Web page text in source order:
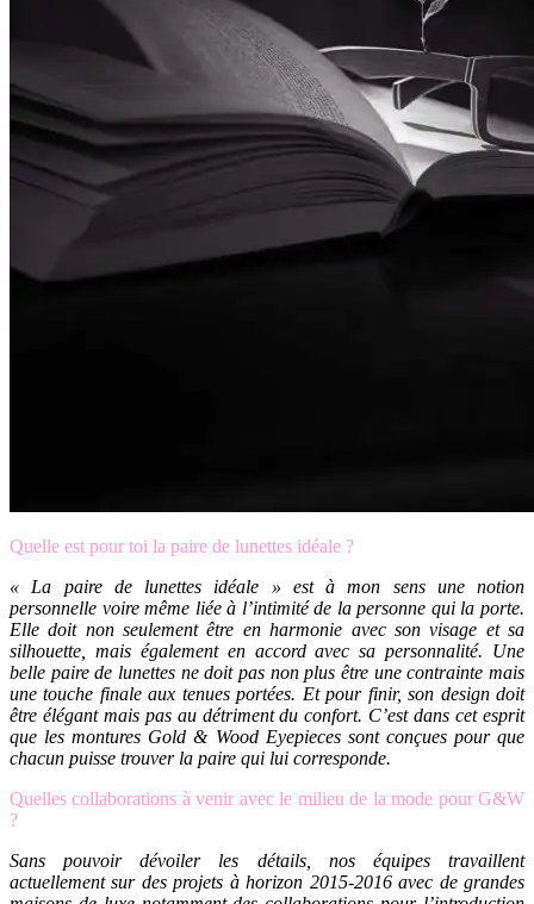
Quelle est pour toi la paire de lunettes idéale ?
« La paire de lunettes idéale » est à mon sens une notion
personnelle voire même liée à l’intimité de la personne qui la porte.
Elle doit non seulement être en harmonie avec son visage et sa
silhouette, mais également en accord avec sa personnalité. Une
belle paire de lunettes ne doit pas non plus être une contrainte mais
une touche finale aux tenues portées. Et pour finir, son design doit
être élégant mais pas au détriment du confort. C’est dans cet esprit
que les montures Gold & Wood Eyepieces sont conçues pour que
chacun puisse trouver la paire qui lui corresponde.
Quelles collaborations à venir avec le milieu de la mode pour G&W
?
Sans pouvoir dévoiler les détails, nos équipes travaillent
actuellement sur des projets à horizon 2015-2016 avec de grandes